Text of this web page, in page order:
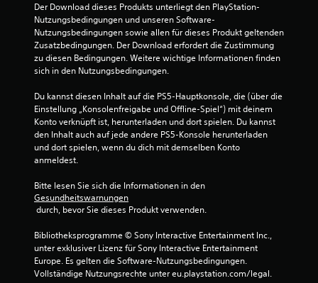
Der Download dieses Produkts unterliegt den PlayStation-
Nutzungsbedingungen und unseren Software-
Nutzungsbedingungen sowie allen für dieses Produkt geltenden
Zusatzbedingungen. Der Download erfordert die Zustimmung
zu diesen Bedingungen. Weitere wichtige Informationen finden
sich in den Nutzungsbedingungen.
Du kannst diesen Inhalt auf die PS5-Hauptkonsole, die (über die
Einstellung „Konsolenfreigabe und Offline-Spiel“) mit deinem
Konto verknüpft ist, herunterladen und dort spielen. Du kannst
den Inhalt auch auf jede andere PS5-Konsole herunterladen
und dort spielen, wenn du dich mit demselben Konto
anmeldest.
Bitte lesen Sie sich die Informationen in den
Gesundheitswarnungen
durch, bevor Sie dieses Produkt verwenden.
Bibliotheksprogramme © Sony Interactive Entertainment Inc.,
unter exklusiver Lizenz für Sony Interactive Entertainment
Europe. Es gelten die Software-Nutzungsbedingungen.
Vollständige Nutzungsrechte unter eu.playstation.com/legal.